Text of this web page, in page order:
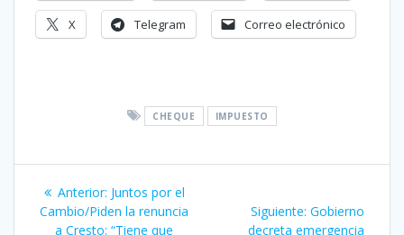
X Telegram Correo electrónico
CHEQUE IMPUESTO
Navegación
de
Anterior: Entrada
anterior:
Juntos por el
Cambio/Piden la renuncia
a Cresto: “Tiene que
Siguiente: Siguiente
entrada:
Gobierno
decreta emergencia